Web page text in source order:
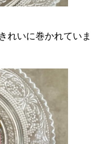
れいに巻かれていま